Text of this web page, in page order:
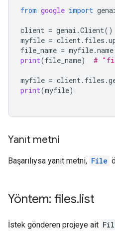
from google import
client = genai .Client()
myfile = client. files .
file_name = myfile.name
print(file_name) #
myfile = client. files .
print(myfile)
Yanıt metni
Başarılıysa yanıt metni, File
Yöntem: files.list
İstek gönderen projeye ait